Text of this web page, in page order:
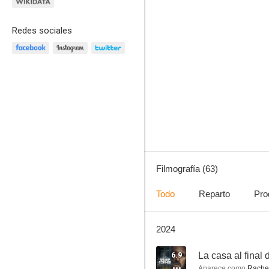
Redes sociales
Vengadores: Endgame
8.1
Filmografía (63)
Todo Reparto
2024
6.9 La casa al final